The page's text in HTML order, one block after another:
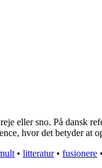
eller sno. På dansk
hvor det betyder at
• litteratur• fusionere •